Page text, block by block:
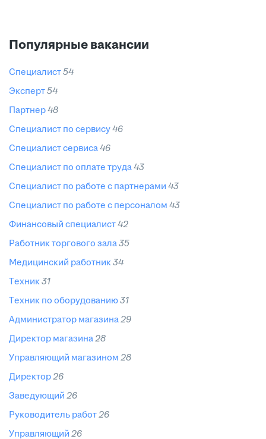
Популярные вакансии
специалист54
эксперт54
партнер48
специалист по сервису46
специалист сервиса46
специалист по оплате труда43
специалист по работе с партнерами 43
специалист по работе с персоналом 43
финансовый специалист42
работник торгового зала35
медицинский работник34
техник31
техник по оборудованию31
администратор магазина 29
директор магазина 28
управляющий магазином 28
директор 26
заведующий 26
руководитель работ 26
управляющий 26